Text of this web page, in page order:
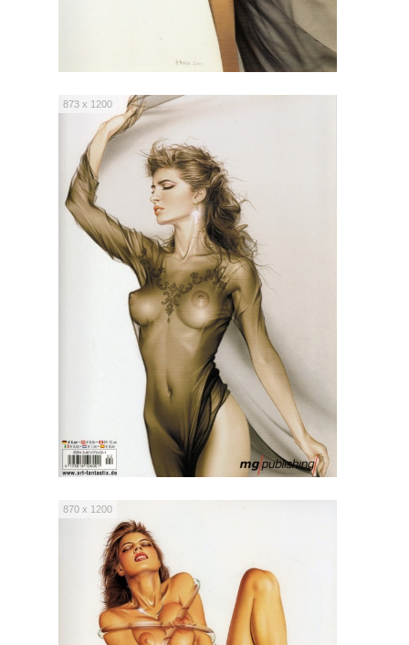
873 x 1200
870 x 1200